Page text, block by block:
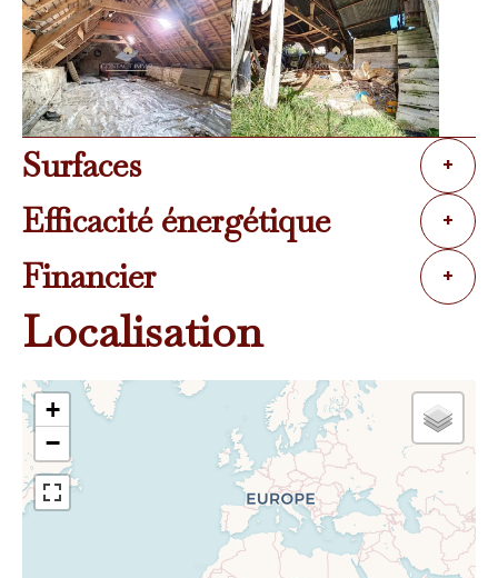
Surfaces +
Efficacité énergétique +
Financier +
Localisation
+
−